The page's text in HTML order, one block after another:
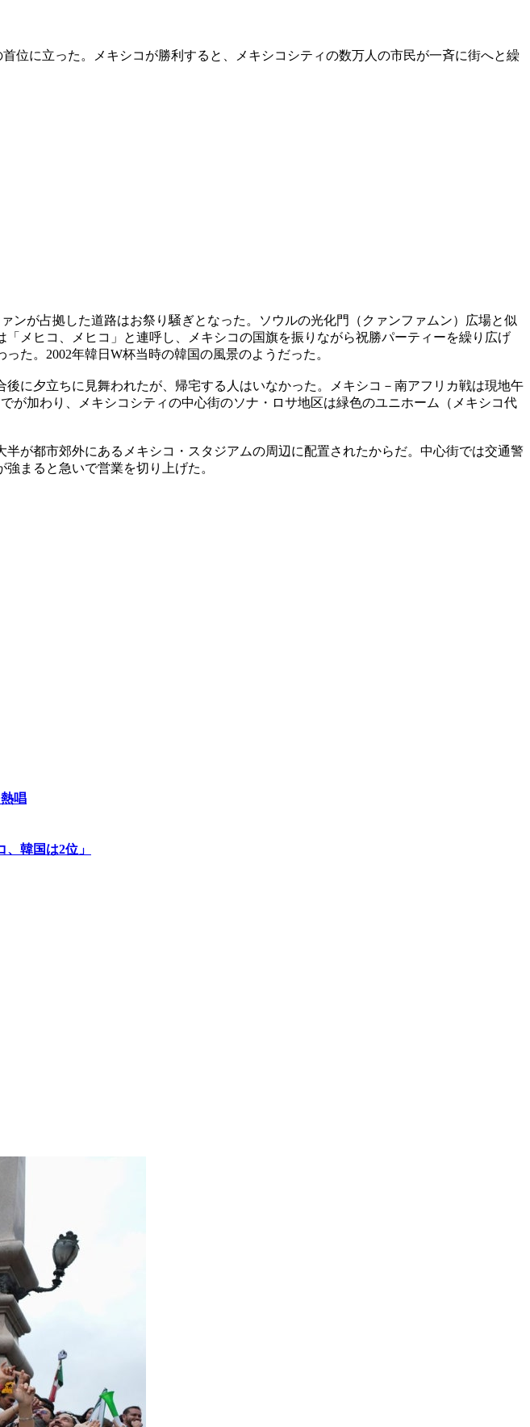
位に立った。メキシコが勝利すると、メキシコシティの数万人の市民が一斉に街へと繰
が占拠した道路はお祭り騒ぎとなった。ソウルの光化門（クァンファムン）広場と似
メヒコ、メヒコ」と連呼し、メキシコの国旗を振りながら祝勝パーティーを繰り広げ
た。2002年韓日W杯当時の韓国の風景のようだった。
に夕立ちに見舞われたが、帰宅する人はいなかった。メキシコ－南アフリカ戦は現地午
が加わり、メキシコシティの中心街のソナ・ロサ地区は緑色のユニホーム（メキシコ代
が都市郊外にあるメキシコ・スタジアムの周辺に配置されたからだ。中心街では交通警
まると急いで営業を切り上げた。
唱
韓国は2位」